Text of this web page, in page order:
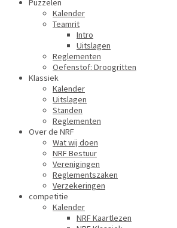
Puzzelen
Kalender
Teamrit
Intro
Uitslagen
Reglementen
Oefenstof: Droogritten
Klassiek
Kalender
Uitslagen
Standen
Reglementen
Over de NRF
Wat wij doen
NRF Bestuur
Verenigingen
Reglementszaken
Verzekeringen
competitie
Kalender
NRF Kaartlezen